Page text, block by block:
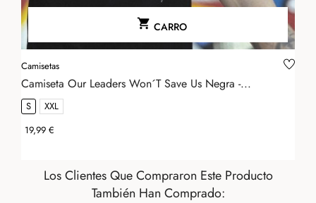
 CARRO
Camisetas
Camiseta Our Leaders Won´t Save Us Negra -...
S
XXL
Precio
19,99 €
Los Clientes Que Compraron Este Producto
También Han Comprado: